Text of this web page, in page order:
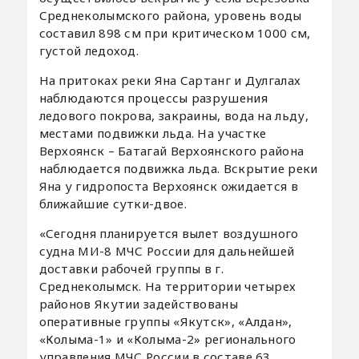
Среднеколымского района, уровень воды
составил 898 см при критическом 1000 см,
густой ледоход.
На притоках реки Яна Сартанг и Дулгалах
наблюдаются процессы разрушения
ледового покрова, закраины, вода на льду,
местами подвижки льда. На участке
Верхоянск – Батагай Верхоянского района
наблюдается подвижка льда. Вскрытие реки
Яна у гидропоста Верхоянск ожидается в
ближайшие сутки-двое.
«Сегодня планируется вылет воздушного
судна МИ-8 МЧС России для дальнейшей
доставки рабочей группы в г.
Среднеколымск. На территории четырех
районов Якутии задействованы
оперативные группы «Якутск», «Алдан»,
«Колыма-1» и «Колыма-2» регионального